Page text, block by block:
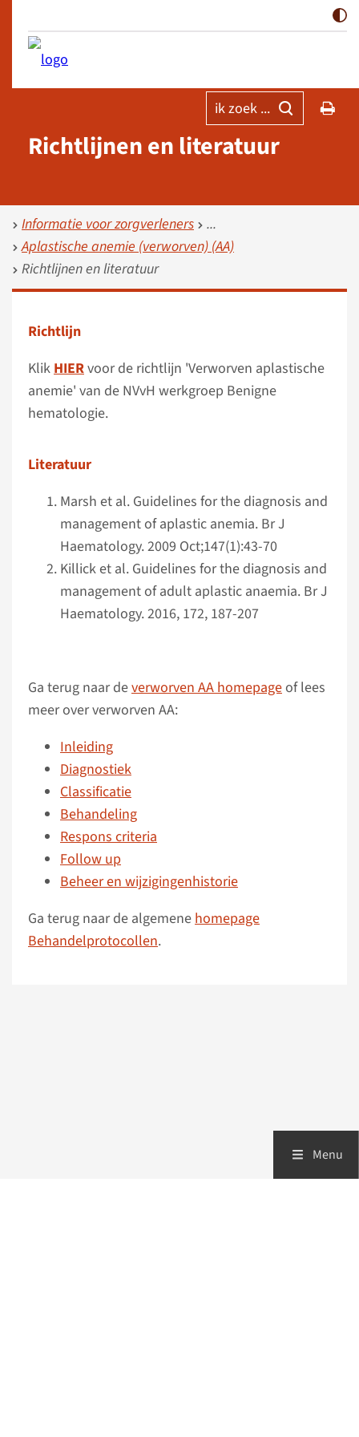
ik zoek ...
Richtlijnen en literatuur
Informatie voor zorgverleners
Aplastische anemie (verworven) (AA)
Richtlijnen en literatuur
Richtlijn
KlikHIERvoor de richtlijn 'Verworven aplastische
anemie' van de NVvH werkgroep Benigne
hematologie.
Literatuur
Marsh et al. Guidelines for the diagnosis and
management of aplastic anemia. Br J
Haematology. 2009 Oct;147(1):43-70
Killick et al. Guidelines for the diagnosis and
management of adult aplastic anaemia. Br J
Haematology. 2016, 172, 187-207
Ga terug naar deverworven AA homepageof lees
meer over verworven AA:
Inleiding
Diagnostiek
Classificatie
Behandeling
Respons criteria
Follow up
Beheer en wijzigingenhistorie
Ga terug naar de algemenehomepage
Behandelprotocollen.
Menu